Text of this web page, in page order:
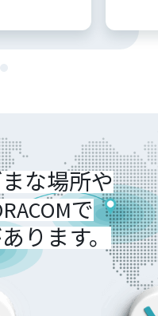
な場所や
で
ります。